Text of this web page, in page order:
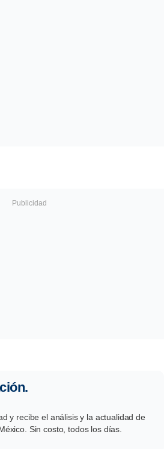
y recibe el análisis y la actualidad de
Sin costo, todos los días.